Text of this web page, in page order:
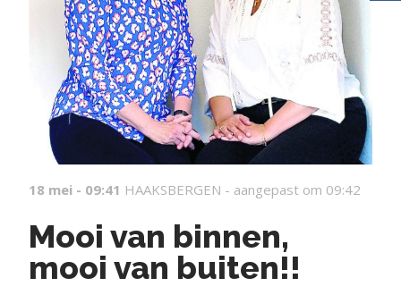
18 mei - 09:41 HAAKSBERGEN - aangepast om 09:42
Mooi van binnen,
mooi van buiten!!